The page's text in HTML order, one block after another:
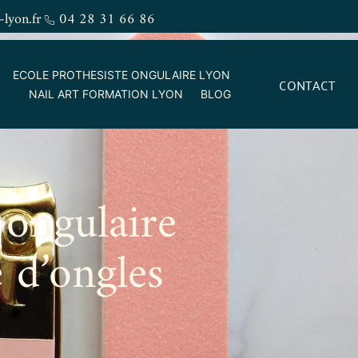
lyon.fr 04 28 31 66 86
ECOLE PROTHESISTE ONGULAIRE LYON
NAIL ART FORMATION LYON
BLOG CONTACT